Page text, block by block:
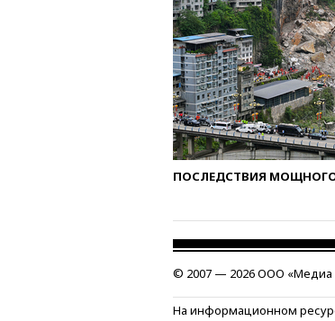
ПОСЛЕДСТВИЯ
© 2007 — 2026 ООО «Медиа
На информационном